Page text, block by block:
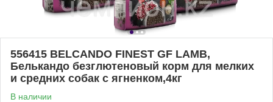
556415 BELCANDO FINEST GF LAMB,
Белькандо безглютеновый корм для мелких
и средних собак с ягненком,4кг
В наличии